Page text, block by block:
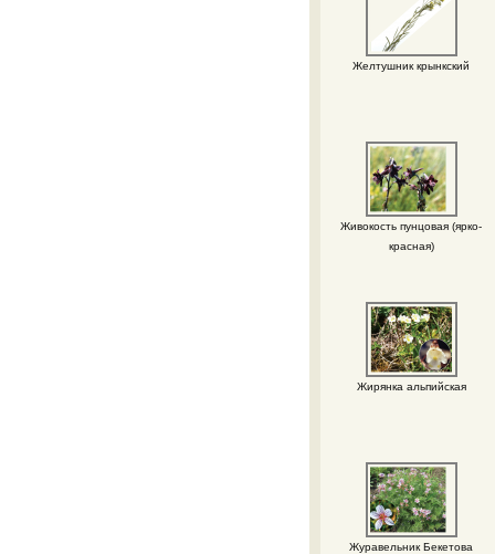
Желтушник крынкский
Живокость пунцовая (ярко-
красная)
Жирянка альпийская
Журавельник Бекетова